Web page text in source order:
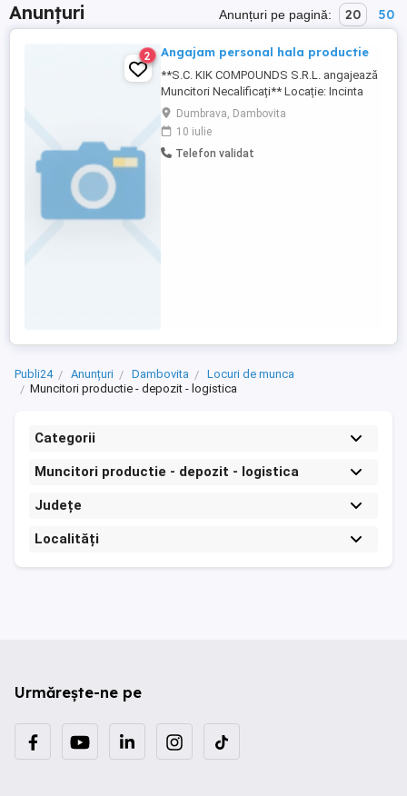
Anunțuri Anunțuri pe pagină: 20 50
2 Angajam personal hala productie
**S.C. KIK COMPOUNDS S.R.L. angajează
Muncitori Necalificați** Locație: Incinta
Uzina Produse Speciale Dragomirești
S.A., Dumbrava, jud. Dâmbovița Acces
facil: la doar **7 km de Târgoviște**
(aprox. 10 minute cu mașina)
Dumbrava, Dambovita
10 iulie
Telefon validat
Publi24 Anunțuri Dambovita
Locuri de munca
Muncitori productie - depozit - logistica
Categorii
Muncitori productie - depozit - logistica
Județe
Localități
Urmărește-ne pe